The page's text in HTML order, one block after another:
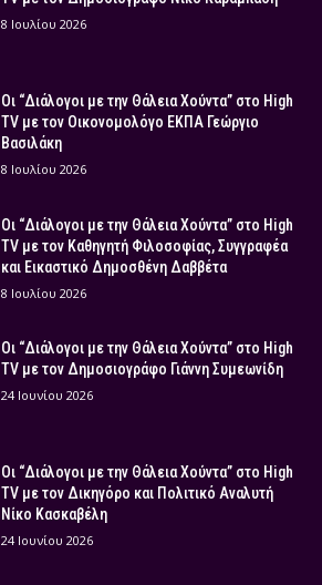
8 Ιουλίου 2026
Οι “Διάλογοι με την Θάλεια Χούντα” στο High
TV με τον Οικονομολόγο ΕΚΠΑ Γεώργιο
Βασιλάκη
8 Ιουλίου 2026
Οι “Διάλογοι με την Θάλεια Χούντα” στο High
TV με τον Καθηγητή Φιλοσοφίας, Συγγραφέα
και Εικαστικό Δημοσθένη Δαββέτα
8 Ιουλίου 2026
Οι “Διάλογοι με την Θάλεια Χούντα” στο High
TV με τον Δημοσιογράφο Γιάννη Συμεωνίδη
24 Ιουνίου 2026
Οι “Διάλογοι με την Θάλεια Χούντα” στο High
TV με τον Δικηγόρο και Πολιτικό Αναλυτή
Νίκο Κασκαβέλη
24 Ιουνίου 2026